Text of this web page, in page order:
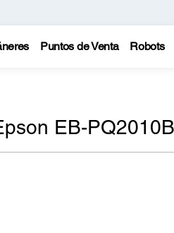
Puntos de Venta Robots
EB-PQ2010B